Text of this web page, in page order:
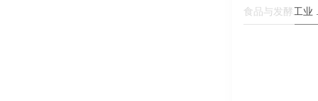
食品与发酵工业